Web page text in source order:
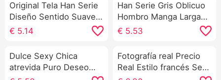
Original Tela Han Serie
Diseño Sentido Suave
Lunares Vestido Mujer
Estilo universitario
Vestido de princesa
€ 5.14
Dulce Sexy Chica
atrevida Puro Deseo
Han Serie Gris Oblicuo
Hombro Manga Larga
tejido de punto
Camiseta Interior Mujer
Otoño e invierno
Avanzado Sentido
Suéter Interior Partido
€ 5.53
Fotografía real Precio
Real Estilo francés Sexy